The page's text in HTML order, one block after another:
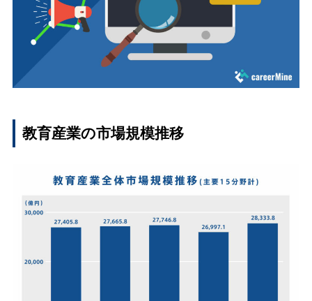
教育産業の市場規模推移